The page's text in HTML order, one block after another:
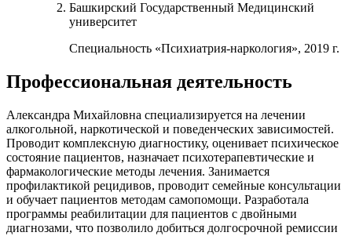
Башкирский Государственный Медицинский
университет
Специальность «Психиатрия-наркология», 2019 г.
Профессиональная деятельность
Александра Михайловна специализируется на лечении
алкогольной, наркотической и поведенческих зависимостей.
Проводит комплексную диагностику, оценивает психическое
состояние пациентов, назначает психотерапевтические и
фармакологические методы лечения. Занимается
профилактикой рецидивов, проводит семейные консультации
и обучает пациентов методам самопомощи. Разработала
программы реабилитации для пациентов с двойными
диагнозами, что позволило добиться долгосрочной ремиссии